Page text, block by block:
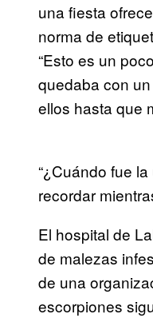
una fiesta
norma de
“Esto es un
quedaba con
ellos hasta que
“¿Cuándo fue
recordar
El hospital de
de malezas
de una
escorpiones